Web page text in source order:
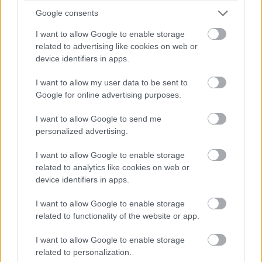
Google consents
I want to allow Google to enable storage
related to advertising like cookies on web or
device identifiers in apps.
I want to allow my user data to be sent to
Google for online advertising purposes.
I want to allow Google to send me
personalized advertising.
I want to allow Google to enable storage
related to analytics like cookies on web or
device identifiers in apps.
I want to allow Google to enable storage
related to functionality of the website or app.
I want to allow Google to enable storage
related to personalization.
Adrian-t. „Mit keres itt Adrian? És a volt feleséged miért van
A hangja élesebb lett, mint szerette volna. A közelben álló
vendégek elcsendesedtek.
Ránéztem. „Erről a férjedet kérdezd. Ő hívott meg.”
A nő Adam felé fordult, és az arcán tisztán látszott az árulás.
„Azt hittem, abban maradtunk, hogy nem hívjuk meg az
Adam sajnálkozó arcot vágott, azt a hamis, puhán csöpögő
bocsánatkérő hangot használta, amit régen velem szemben
is. „Sajnálom. Csak azt akartam, hogy lássa, boldogok